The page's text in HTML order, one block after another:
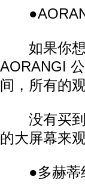
如果你想
AORANGI
间，所有的
没有买到
的大屏幕来
●多赫蒂